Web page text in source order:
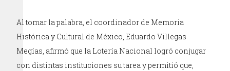
Al tomar la palabra, el coordinador de Memoria
Histórica y Cultural de México, Eduardo Villegas
Megías, afirmó que la Lotería Nacional logró conjugar
con distintas instituciones su tarea y permitió que,